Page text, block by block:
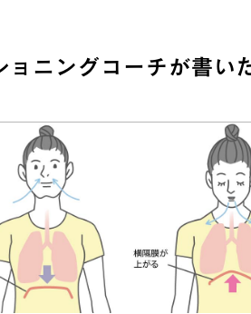
ョニングコーチが書い